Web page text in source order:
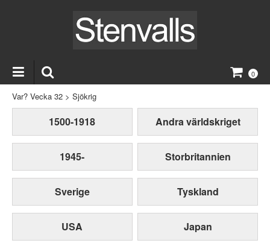
0
Var? Vecka 32 > Sjökrig
1500-1918 Andra världskriget
1945- Storbritannien
Sverige Tyskland
USA Japan